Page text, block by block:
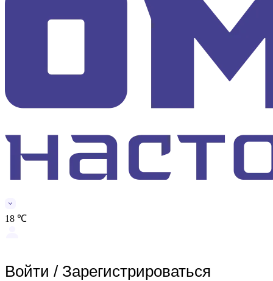
18 ℃
Войти / Зарегистрироваться